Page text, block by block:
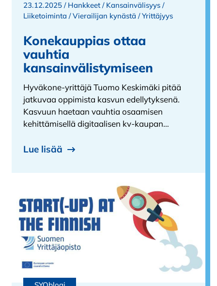
23.12.2025 / Hankkeet / Kansainvälisyys /
Liiketoiminta /Vierailijan kynästä /Yrittäjyys
Konekauppias ottaa
vauhtia
kansainvälistymiseen
Hyväkone-yrittäjä Tuomo Keskimäki pitää
jatkuvaa oppimista kasvun edellytyksenä.
Kasvuun haetaan vauhtia osaamisen
kehittämisellä digitaalisen kv-kaupan…
Lue lisää